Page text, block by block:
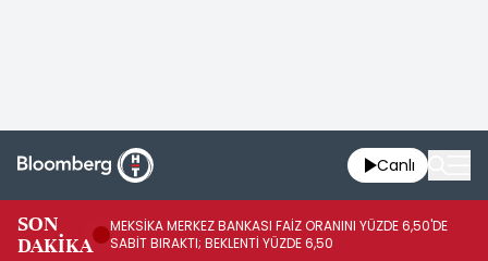
Canlı
SON
DAKİKA
MEKSİKA MERKEZ BANKASI FAİZ ORANINI YÜZDE 6,50'DE
SABİT BIRAKTI; BEKLENTİ YÜZDE 6,50